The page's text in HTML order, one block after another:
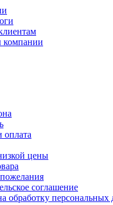
компании
оплата
цены
соглашение
обработку